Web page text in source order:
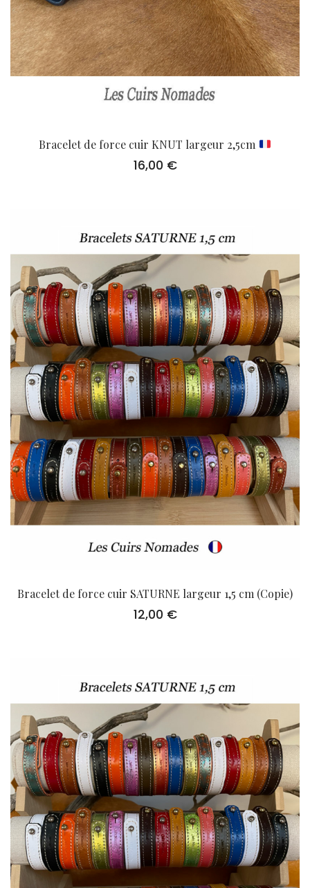
Bracelet de force cuir KNUT largeur 2,5cm
16,00 €
Bracelet de force cuir SATURNE largeur 1,5 cm (Copie)
12,00 €